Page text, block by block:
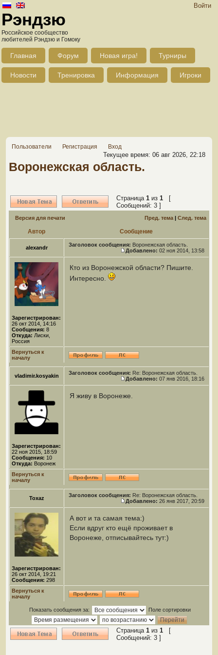
Войти
Рэндзю
Российское сообщество
любителей Рэндзю и Гомоку
Главная Форум Новая игра! Турниры
Новости Тренировка Информация Игроки
Пользователи Регистрация Вход
Текущее время: 06 авг 2026, 22:18
Воронежская область.
Страница 1 из 1 [
Сообщений: 3 ]
Версия для печати Пред. тема | След. тема
Автор Сообщение
alexandr Заголовок сообщения: Воронежская область.
Добавлено: 02 ноя 2014, 13:58
Зарегистрирован:
26 окт 2014, 14:16
Сообщения: 8
Откуда: Лиски,
Россия
Кто из Воронежской области? Пишите.
Интересно.
Вернуться к
началу
vladimir.kosyakin Заголовок сообщения: Re: Воронежская область.
Добавлено: 07 янв 2016, 18:16
Зарегистрирован:
22 ноя 2015, 18:59
Сообщения: 10
Откуда: Воронеж
Я живу в Воронеже.
Вернуться к
началу
Toxaz Заголовок сообщения: Re: Воронежская область.
Добавлено: 26 янв 2017, 20:59
Зарегистрирован:
26 окт 2014, 19:21
Сообщения: 298
А вот и та самая тема:)
Если вдруг кто ещё проживает в
Воронеже, отписывайтесь тут:)
Вернуться к
началу
Показать сообщения за: Поле сортировки
Страница 1 из 1 [
Сообщений: 3 ]